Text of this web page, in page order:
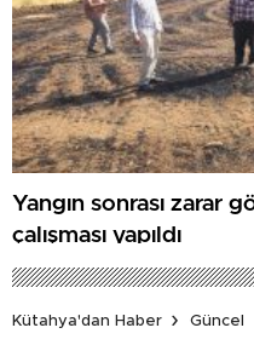
Yangın sonrası zarar
çalışması yapıldı
Kütahya'dan Haber
Güncel